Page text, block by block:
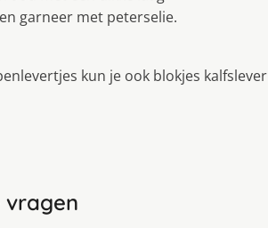
garneer met peterselie.
kun je ook blokjes kalfslever
vragen